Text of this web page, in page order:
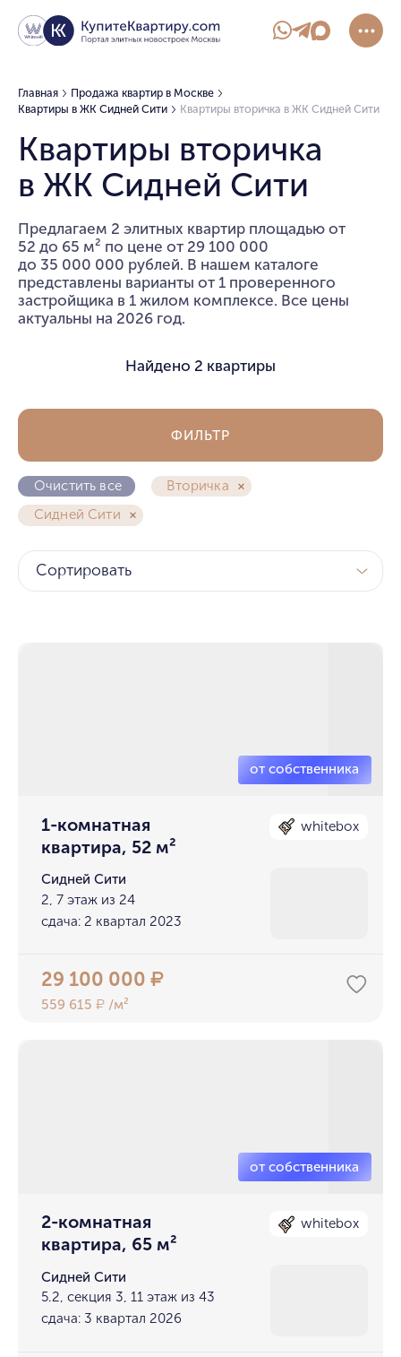
Главная
Продажа квартир в Москве
Квартиры в ЖК Сидней Сити
Квартиры вторичка в ЖК Сидней Сити
Квартиры вторичка
в ЖК Сидней Сити
Предлагаем 2 элитных квартир площадью от
52 до 65 м² по цене от 29 100 000
до 35 000 000 рублей. В нашем каталоге
представлены варианты от 1 проверенного
застройщика в 1 жилом комплексе. Все цены
актуальны на 2026 год.
Найдено 2 квартиры
Очистить все
Вторичка
Сидней Сити
ФИЛЬТР
Сортировать
1-комнатная
квартира, 52 м²
whitebox
Сидней Сити
2, 7 этаж из 24
сдача: 2 квартал 2023
29 100 000₽
559 615₽ /м²
2-комнатная
квартира, 65 м²
whitebox
Сидней Сити
5.2, секция 3, 11 этаж из 43
сдача: 3 квартал 2026